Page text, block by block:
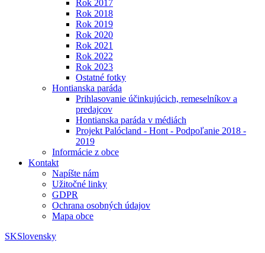
Rok 2017
Rok 2018
Rok 2019
Rok 2020
Rok 2021
Rok 2022
Rok 2023
Ostatné fotky
Hontianska paráda
Prihlasovanie účinkujúcich, remeselníkov a
predajcov
Hontianska paráda v médiách
Projekt Palócland - Hont - Podpoľanie 2018 -
2019
Informácie z obce
Kontakt
Napíšte nám
Užitočné linky
GDPR
Ochrana osobných údajov
Mapa obce
SKSlovensky